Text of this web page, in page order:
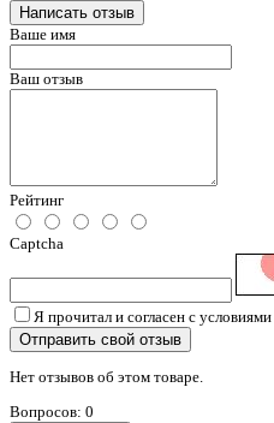
Написать отзыв
Ваше имя
Ваш отзыв
Рейтинг
Captcha
Я прочитал и согласен с условиями
Отправить свой отзыв
Нет отзывов об этом товаре.
Вопросов: 0